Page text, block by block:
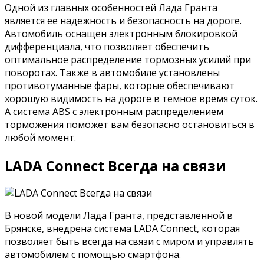
Одной из главных особенностей Лада Гранта
является ее надежность и безопасность на дороге.
Автомобиль оснащен электронным блокировкой
дифференциала, что позволяет обеспечить
оптимальное распределение тормозных усилий при
поворотах. Также в автомобиле установлены
противотуманные фары, которые обеспечивают
хорошую видимость на дороге в темное время суток.
А система ABS с электронным распределением
торможения поможет вам безопасно остановиться в
любой момент.
LADA Connect Всегда на связи
В новой модели Лада Гранта, представленной в
Брянске, внедрена система LADA Connect, которая
позволяет быть всегда на связи с миром и управлять
автомобилем с помощью смартфона.